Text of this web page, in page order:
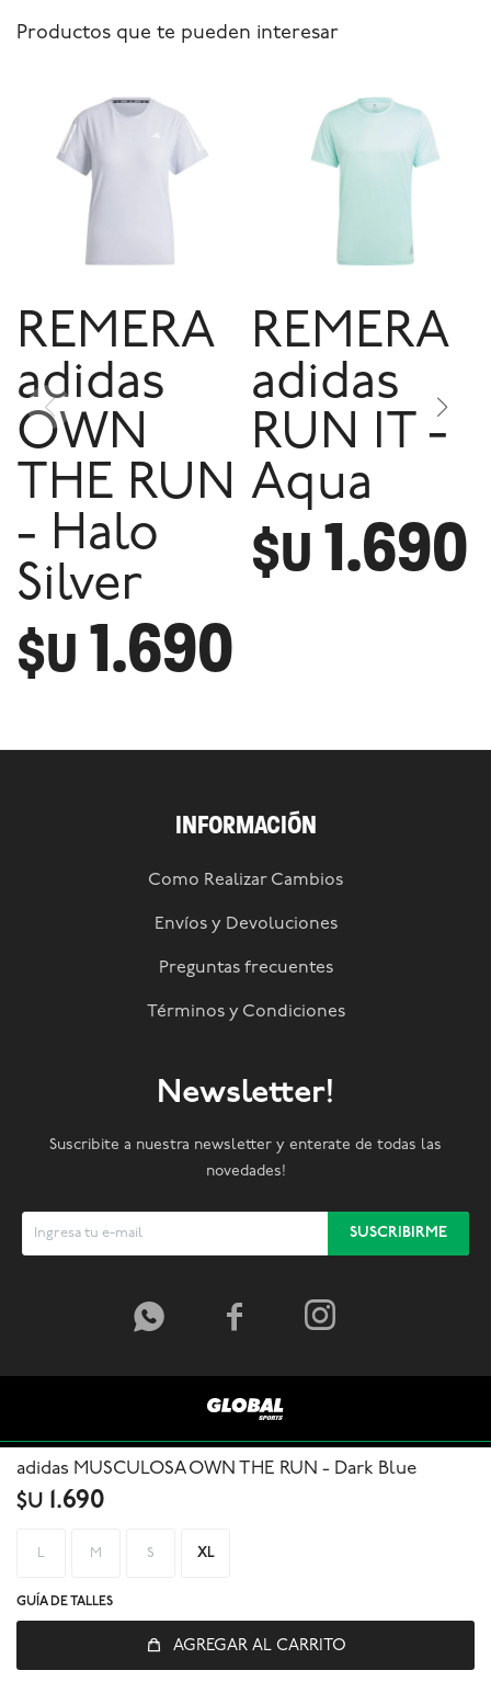
adidas MUSCULOSA OWN THE RUN - Dark Blue
$U 1.690
L M S XL
GUÍA DE TALLES
AGREGAR AL CARRITO
Productos que te pueden interesar
REMERA
adidas
OWN
THE RUN
- Halo
Silver
$U 1.690
REMERA
adidas
RUN IT -
Aqua
$U 1.690
INFORMACIÓN
Como Realizar Cambios
Envíos y Devoluciones
Preguntas frecuentes
Términos y Condiciones
Newsletter!
Suscribite a nuestra newsletter y enterate de todas las
novedades!
SUSCRIBIRME
  
© Copyright 2026 / Global Sports